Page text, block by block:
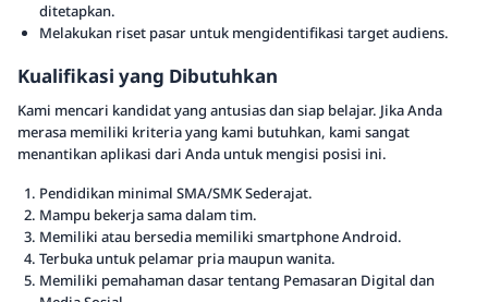
ditetapkan.
Melakukan riset pasar untuk mengidentifikasi target audiens.
Kualifikasi yang Dibutuhkan
Kami mencari kandidat yang antusias dan siap belajar. Jika Anda
merasa memiliki kriteria yang kami butuhkan, kami sangat
menantikan aplikasi dari Anda untuk mengisi posisi ini.
Pendidikan minimal SMA/SMK Sederajat.
Mampu bekerja sama dalam tim.
Memiliki atau bersedia memiliki smartphone Android.
Terbuka untuk pelamar pria maupun wanita.
Memiliki pemahaman dasar tentang Pemasaran Digital dan